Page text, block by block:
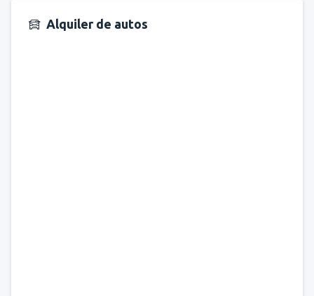
Alquiler de autos